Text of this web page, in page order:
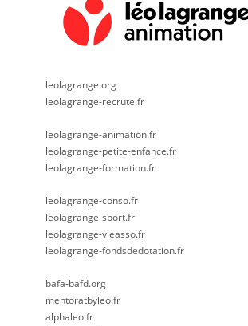
leolagrange.org
leolagrange-recrute.fr
leolagrange-animation.fr
leolagrange-petite-enfance.fr
leolagrange-formation.fr
leolagrange-conso.fr
leolagrange-sport.fr
leolagrange-vieasso.fr
leolagrange-fondsdedotation.fr
bafa-bafd.org
mentoratbyleo.fr
alphaleo.fr